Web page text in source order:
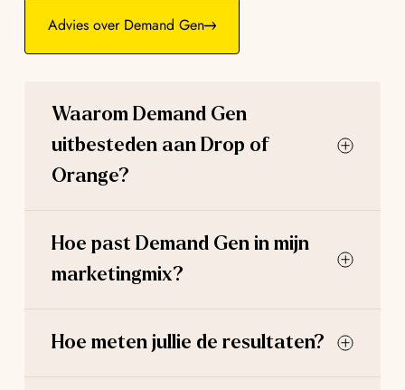
Advies over Demand Gen
Waarom Demand Gen
uitbesteden aan Drop of
Orange?
Hoe past Demand Gen in mijn
marketingmix?
Hoe meten jullie de resultaten?